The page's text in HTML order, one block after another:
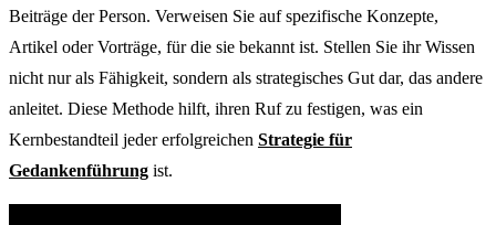
Beiträge der Person. Verweisen Sie auf spezifische Konzepte,
Artikel oder Vorträge, für die sie bekannt ist. Stellen Sie ihr Wissen
nicht nur als Fähigkeit, sondern als strategisches Gut dar, das andere
anleitet. Diese Methode hilft, ihren Ruf zu festigen, was ein
Kernbestandteil jeder erfolgreichen Strategie für
Gedankenführung ist.